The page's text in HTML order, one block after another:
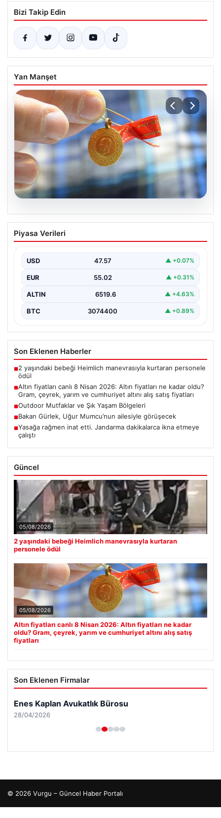
Bizi Takip Edin
Yan Manşet
Altın fiyatları canlı 8 Nisan 2026: Altın
fiyatları ne kadar oldu? Gram, çeyrek,
fiyatları
Piyasa Verileri
USD 47.57 ▲ +0.07%
EUR 55.02 ▲ +0.31%
ALTIN 6519.6 ▲ +4.63%
BTC 3074400 ▲ +0.89%
Son Eklenen Haberler
■2 yaşındaki bebeği Heimlich manevrasıyla kurtaran personele
ödül
■Altın fiyatları canlı 8 Nisan 2026: Altın fiyatları ne kadar oldu?
Gram, çeyrek, yarım ve cumhuriyet altını alış satış fiyatları
■Outdoor Mutfaklar ve Şık Yaşam Bölgeleri
■Bakan Gürlek, Uğur Mumcu’nun ailesiyle görüşecek
■Yasağa rağmen inat etti. Jandarma dakikalarca ikna etmeye
çalıştı
Güncel
05/08/2026
2 yaşındaki bebeği Heimlich manevrasıyla kurtaran
personele ödül
05/08/2026
Altın fiyatları canlı 8 Nisan 2026: Altın fiyatları ne kadar
oldu? Gram, çeyrek, yarım ve cumhuriyet altını alış satış
fiyatları
Son Eklenen Firmalar
Enes Kaplan Avukatlık Bürosu
28/04/2026
© 2026 Vurgu – Güncel Haber Portalı